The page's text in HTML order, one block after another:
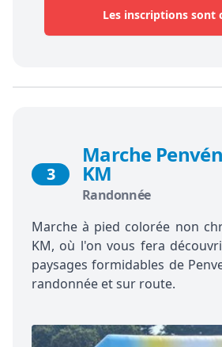
Les inscriptions sont
3
Marche
KM
Randonnée
Marche à pied colorée non
KM, où l'on vous fera
paysages formidables de
randonnée et sur route.